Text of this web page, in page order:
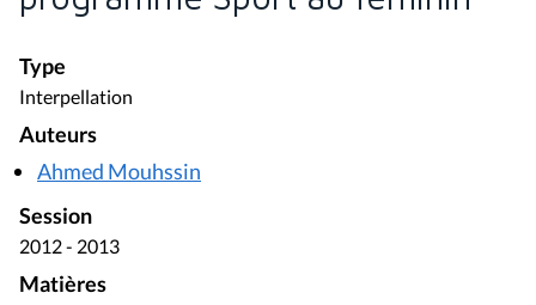
Type
Interpellation
Auteurs
Ahmed Mouhssin
Session
2012 - 2013
Matières